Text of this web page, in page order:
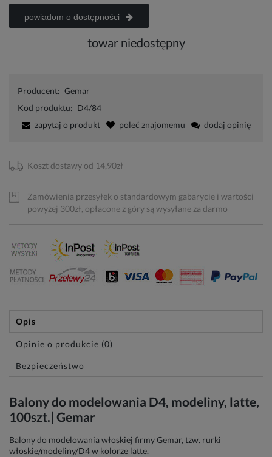
powiadom o dostępności
towar niedostępny
Producent: Gemar
Kod produktu: D4/84
zapytaj o produkt
poleć znajomemu dodaj opinię
Koszt dostawy od 14,90zł
Zamówienia przesyłek o standardowym gabarycie i wartości
powyżej 300zł, opłacone z góry są wysyłane za darmo
Opis
Opinie o produkcie (0)
Bezpieczeństwo
Balony do modelowania D4, modeliny, latte,
100szt.| Gemar
Balony do modelowania włoskiej firmy Gemar, tzw. rurki
włoskie/modeliny/D4 w kolorze latte.